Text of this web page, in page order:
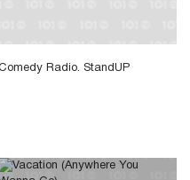
Radio. StandUP